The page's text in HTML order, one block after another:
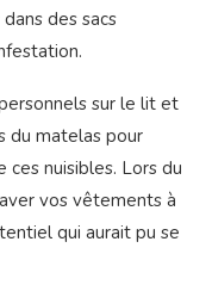
des sacs
sur le lit et
du matelas pour
nuisibles. Lors du
vos vêtements à
qui aurait pu se